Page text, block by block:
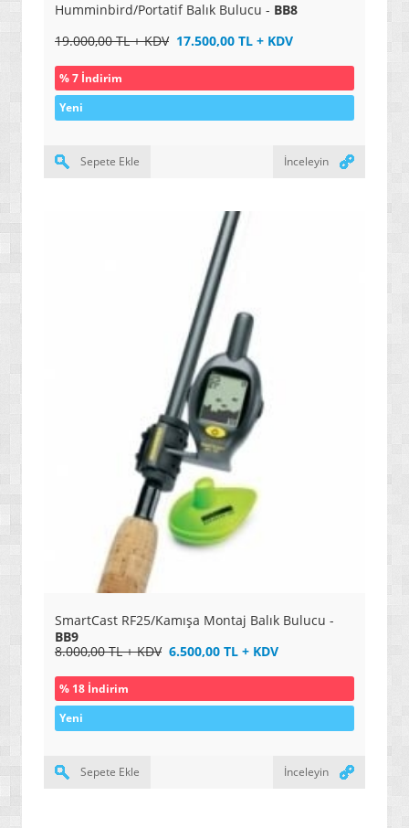
Humminbird/Portatif Balık Bulucu - BB8
19.000,00 TL + KDV 17.500,00 TL + KDV
% 7 İndirim
Yeni
Sepete Ekle İnceleyin
SmartCast RF25/Kamışa Montaj Balık Bulucu -
BB9
8.000,00 TL + KDV 6.500,00 TL + KDV
% 18 İndirim
Yeni
Sepete Ekle İnceleyin